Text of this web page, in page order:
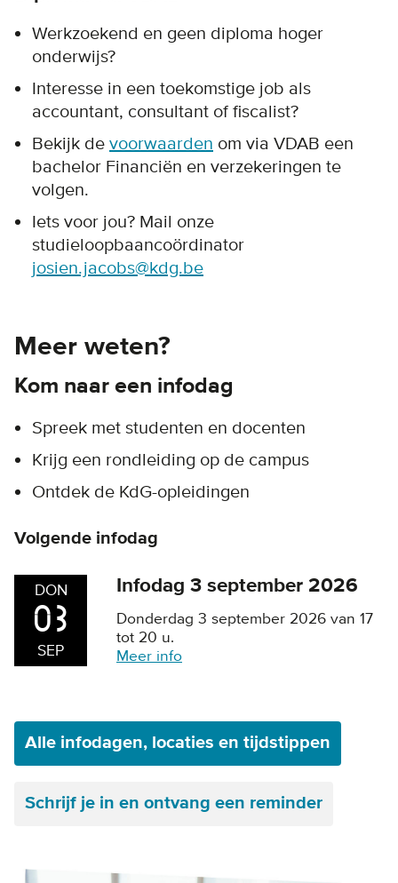
Werkzoekend en geen diploma hoger
onderwijs?
Interesse in een toekomstige job als
accountant, consultant of fiscalist?
Bekijk de voorwaarden om via VDAB een
bachelor Financiën en verzekeringen te
volgen.
Iets voor jou? Mail onze
studieloopbaancoördinator
josien.jacobs@kdg.be
Meer weten?
Kom naar een infodag
Spreek met studenten en docenten
Krijg een rondleiding op de campus
Ontdek de KdG-opleidingen
Volgende infodag
DON
03
SEP
Infodag 3 september 2026
Donderdag 3 september 2026 van 17
tot 20 u.
Meer info
Alle infodagen, locaties en tijdstippen
Schrijf je in en ontvang een reminder